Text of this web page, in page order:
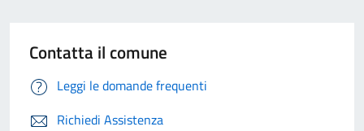
Contatta il comune
Leggi le domande frequenti
Richiedi Assistenza